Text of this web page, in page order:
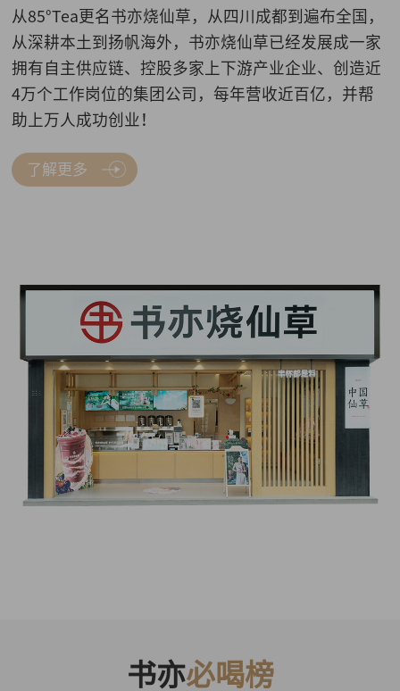
从85°Tea更名书亦烧仙草，从四川成都到遍布全国，
从深耕本土到扬帆海外，书亦烧仙草已经发展成一家
拥有自主供应链、控股多家上下游产业企业、创造近
4万个工作岗位的集团公司，每年营收近百亿，并帮
助上万人成功创业！
了解更多
书亦必喝榜